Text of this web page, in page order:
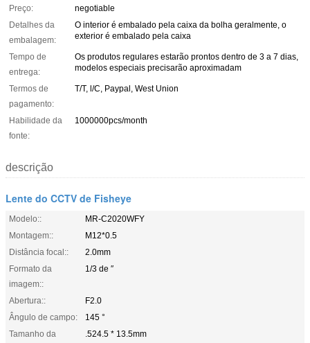
Preço:
negotiable
Detalhes da
embalagem:
O interior é embalado pela caixa da bolha geralmente, o
exterior é embalado pela caixa
Tempo de
entrega:
Os produtos regulares estarão prontos dentro de 3 a 7 dias,
modelos especiais precisarão aproximadam
Termos de
pagamento:
T/T, l/C, Paypal, West Union
Habilidade da
fonte:
1000000pcs/month
descrição
Lente do CCTV de Fisheye
Modelo::
MR-C2020WFY
Montagem::
M12*0.5
Distância focal::
2.0mm
Formato da
imagem::
1/3 de ″
Abertura::
F2.0
Ângulo de campo:
145 °
Tamanho da
.524.5 * 13.5mm